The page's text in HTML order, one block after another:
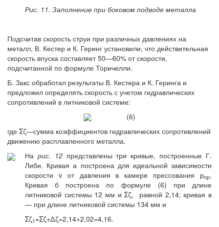
Рис. 11. Заполнение при боковом подводе металла
Подсчитав скорость струи при различных давлениях на
металл, В. Кестер и К. Геринг установили, что действительная
скорость впуска составляет 50—60% от скорости,
подсчитанной по формуле Торичелли.
Б. Закс обработал результаты В. Кестера и К. Геринга и
предложил определять скорость с учетом гидравлических
сопротивлений в литниковой системе:
(6)
где Σζ—сумма коэффициентов гидравлических сопротивлений
движению расплавленного металла.
На рис. 12представлены три кривые, построенные Г.
Либи. Кривая а построена для идеальной зависимости
скорости v от давления в камере прессования рпр.
Кривая б построена по формуле (6) при длине
литниковой системы 12 мм и Σζ, равной 2,14; кривая в
— при длине литниковой системы 134 мм и
Σζ1 =Σζ+Δζ=2,14+2,02=4,16.